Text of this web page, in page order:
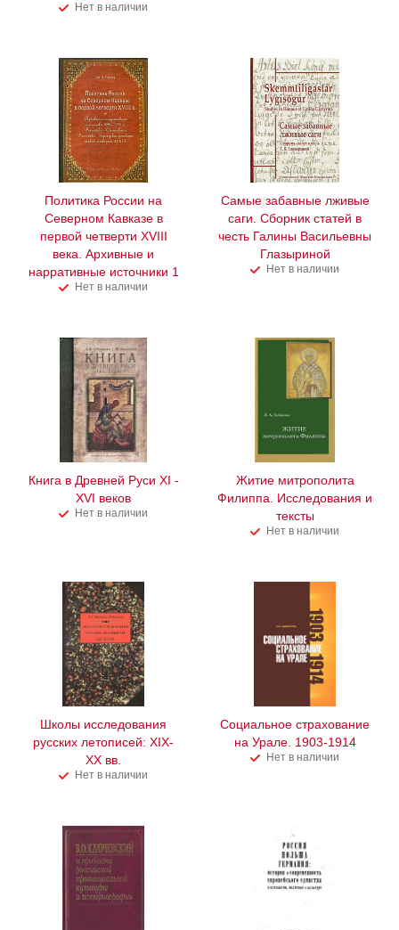
Нет в наличии
Политика России на
Северном Кавказе в
первой четверти XVIII
века. Архивные и
нарративные источники 1
Нет в наличии
Самые забавные лживые
саги. Сборник статей в
честь Галины Васильевны
Глазыриной
Нет в наличии
Книга в Древней Руси XI -
XVI веков
Нет в наличии
Житие митрополита
Филиппа. Исследования и
тексты
Нет в наличии
Школы исследования
русских летописей: XIX-
XX вв.
Нет в наличии
Социальное страхование
на Урале. 1903-1914
Нет в наличии